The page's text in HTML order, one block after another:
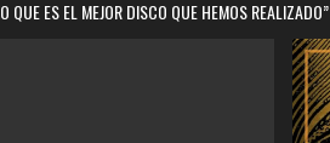
ES EL MEJOR DISCO QUE HEMOS REALIZADO”